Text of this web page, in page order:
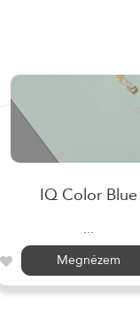
IQ Color Blue
...
Megnézem